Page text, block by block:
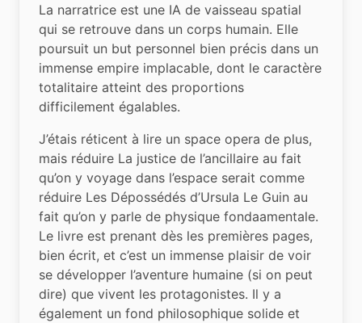
La narratrice est une IA de vaisseau spatial
qui se retrouve dans un corps humain. Elle
poursuit un but personnel bien précis dans un
immense empire implacable, dont le caractère
totalitaire atteint des proportions
difficilement égalables.
J’étais réticent à lire un space opera de plus,
mais réduire La justice de l’ancillaire au fait
qu’on y voyage dans l’espace serait comme
réduire Les Dépossédés d’Ursula Le Guin au
fait qu’on y parle de physique fondaamentale.
Le livre est prenant dès les premières pages,
bien écrit, et c’est un immense plaisir de voir
se développer l’aventure humaine (si on peut
dire) que vivent les protagonistes. Il y a
également un fond philosophique solide et